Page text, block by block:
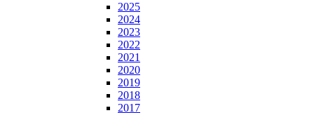
2025
2024
2023
2022
2021
2020
2019
2018
2017